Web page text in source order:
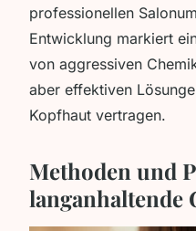
professionellen
Entwicklung markiert
von aggressiven
aber effektiven
Kopfhaut vertragen.
Methoden und
langanhaltende